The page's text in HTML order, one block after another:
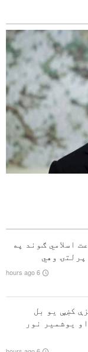
اورلګېدنې
ډیپلوماسي
حاکم ایراني
د ټرمپ سپینه
ده
اسلامي ګوند په
وهي
6 hours ago
کښې یو بل
یوشمیر نور